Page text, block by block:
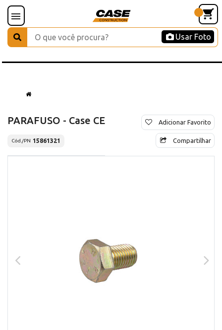
Usar Foto
PARAFUSO - Case CE
Cód./PN 15861321
Adicionar Favorito
Compartilhar